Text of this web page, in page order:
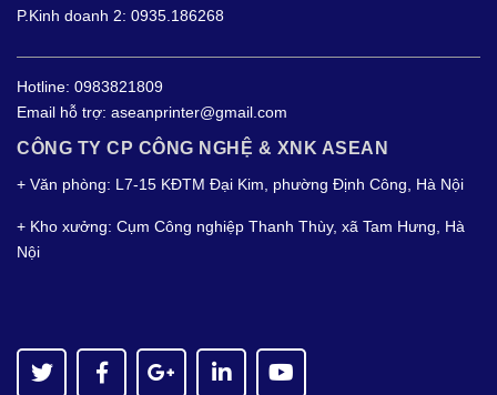
P.Kinh doanh 2: 0935.186268
Hotline: 0983821809
Email hỗ trợ: aseanprinter@gmail.com
CÔNG TY CP CÔNG NGHỆ & XNK ASEAN
+ Văn phòng: L7-15 KĐTM Đại Kim, phường Định Công, Hà Nội
+ Kho xưởng: Cụm Công nghiệp Thanh Thùy, xã Tam Hưng, Hà
Nội